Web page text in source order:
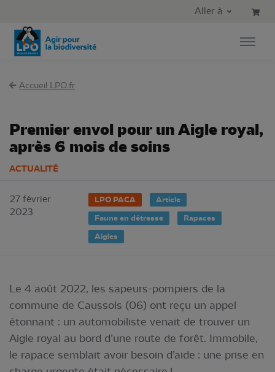
Aller au menu principal
Aller à
Accueil LPO.fr
Premier envol pour un Aigle royal,
après 6 mois de soins
ACTUALITÉ
27 février
2023
LPO PACA
Article
Faune en détresse
Rapaces
Aigles
Le 4 août 2022, les sapeurs-pompiers de la
commune de Caussols (06) ont reçu un appel
étonnant : un automobiliste venait de trouver un
Aigle royal au bord d’une route de forêt. Immobile,
le rapace semblait avoir besoin d’aide : une prise en